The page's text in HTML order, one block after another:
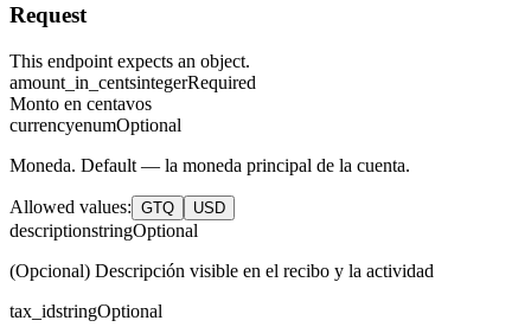
Request
This endpoint expects an object.
amount_in_centsintegerRequired
Monto en centavos
currencyenumOptional
Moneda. Default — la moneda principal de la cuenta.
Allowed values: GTQ USD
descriptionstringOptional
(Opcional) Descripción visible en el recibo y la actividad
tax_idstringOptional